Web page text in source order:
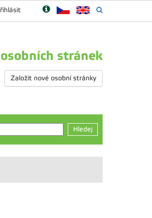
stránek
Založit nové osobní stránky
Hledej